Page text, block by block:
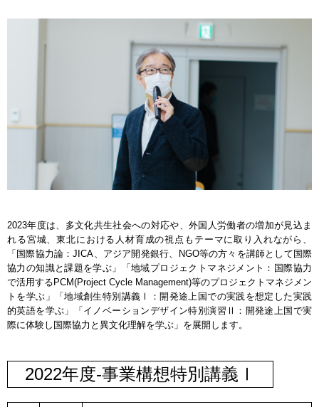
2023年度は、多文化共生社会への対応や、外国人労働者の増加が見込ま
れる宮城、東北における人材育成の視点もテーマに取り入れながら、
「国際協力論：JICA、アジア開発銀行、NGO等の方々を講師として国際
協力の知識と課題を学ぶ」「地域プロジェクトマネジメント：国際協力
で活用するPCM(Project Cycle Management)等のプロジェクトマネジメン
トを学ぶ」「地域創生特別講義Ⅰ：開発途上国での実践を想定した実践
的英語を学ぶ」「イノベーションデザイン特別演習Ⅱ：開発途上国で実
際に体験し国際協力と異文化理解を学ぶ」を展開します。
2022年度-事業構想特別講義Ⅰ